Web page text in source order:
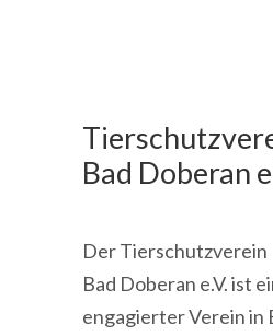
Bad Doberan
Der Tierschutzverein
Bad Doberan e.V. ist
engagierter Verein in